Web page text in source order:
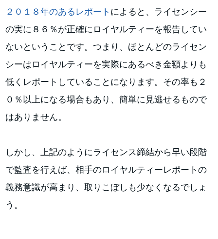
２０１８年のあるレポート によると、ライセンシー
の実に８６％が正確にロイヤルティーを報告してい
ないということです。つまり、ほとんどのライセン
シーはロイヤルティーを実際にあるべき金額よりも
低くレポートしていることになります。その率も２
０％以上になる場合もあり、簡単に見逃せるもので
はありません。
しかし、上記のようにライセンス締結から早い段階
で監査を行えば、相手のロイヤルティーレポートの
義務意識が高まり、取りこぼしも少なくなるでしょ
う。